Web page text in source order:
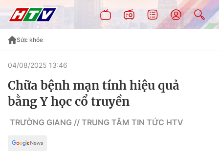
Sức khỏe
04/08/2025 13:46
Chữa bệnh mạn tính hiệu quả
bằng Y học cổ truyền
TRƯỜNG GIANG // TRUNG TÂM TIN TỨC HTV